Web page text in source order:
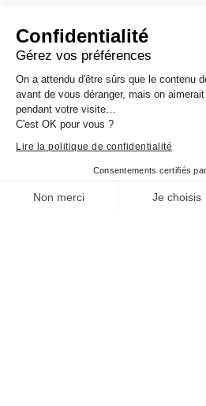
Confidentialité
Gérez vos préférences
On a attendu d'être sûrs que le contenu
avant de vous déranger, mais on
pendant votre visite…
C'est OK pour vous ?
Lire la politique de confidentialité
Consentements certifiés par
Non merci Je choisis
Vous pourriez
apprécier
Journées européennes du
Samedi 19 et dimanche